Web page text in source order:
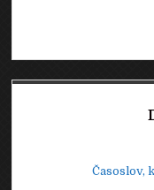
Časoslov,